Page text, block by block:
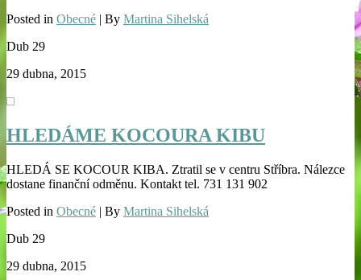
Posted in Obecné | By Martina Sihelská
Dub 29
29 dubna, 2015
HLEDÁME KOCOURA KIBU
HLEDÁ SE KOCOUR KIBA. Ztratil se v centru Stříbra. Nálezce
dostane finanční odměnu. Kontakt tel. 731 131 902
Posted in Obecné | By Martina Sihelská
Dub 29
29 dubna, 2015